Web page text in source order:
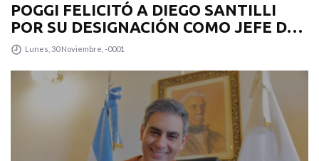
POGGI FELICITÓ A DIEGO SANTILLI
POR SU DESIGNACIÓN COMO JEFE DE
GABINETE
Lunes, 30 Noviembre, -0001